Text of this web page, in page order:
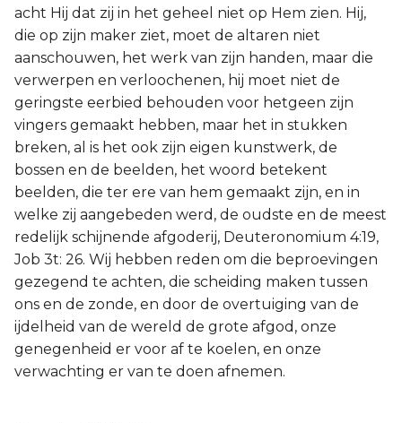
acht Hij dat zij in het geheel niet op Hem zien. Hij,
die op zijn maker ziet, moet de altaren niet
aanschouwen, het werk van zijn handen, maar die
verwerpen en verloochenen, hij moet niet de
geringste eerbied behouden voor hetgeen zijn
vingers gemaakt hebben, maar het in stukken
breken, al is het ook zijn eigen kunstwerk, de
bossen en de beelden, het woord betekent
beelden, die ter ere van hem gemaakt zijn, en in
welke zij aangebeden werd, de oudste en de meest
redelijk schijnende afgoderij, Deuteronomium 4:19,
Job 3t: 26. Wij hebben reden om die beproevingen
gezegend te achten, die scheiding maken tussen
ons en de zonde, en door de overtuiging van de
ijdelheid van de wereld de grote afgod, onze
genegenheid er voor af te koelen, en onze
verwachting er van te doen afnemen.